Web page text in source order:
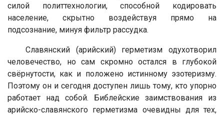
силой политтехнологии, способной кодировать
население, скрытно воздействуя прямо на
подсознание, минуя фильтр рассудка.
Славянский (арийский) герметизм одухотворил
человечество, но сам скромно остался в глубокой
свёрнутости, как и положено истинному эзотеризму.
Поэтому он и сегодня доступен лишь тому, кто упорно
работает над собой. Библейские заимствования из
арийско-славянского герметизма очевидны для тех,